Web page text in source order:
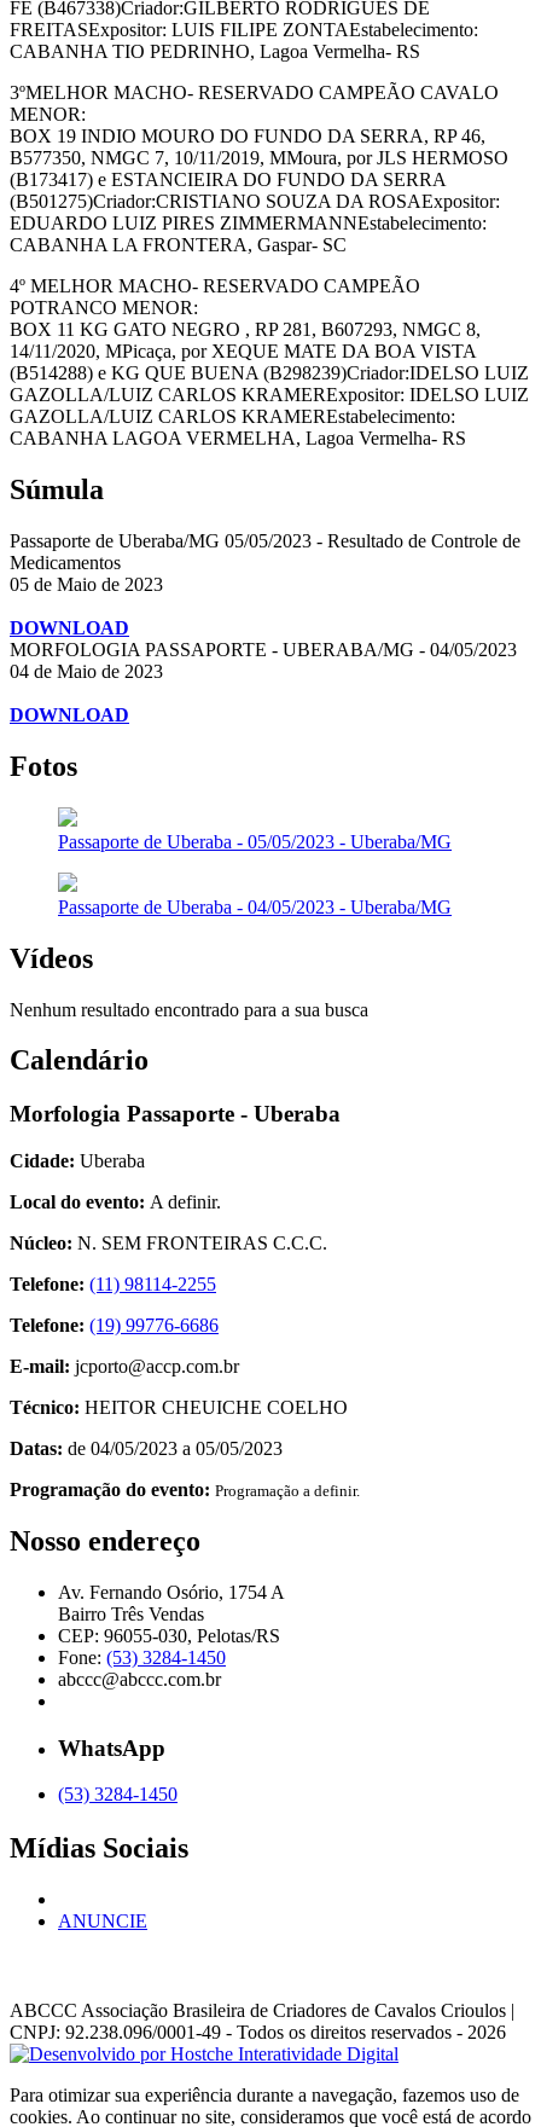
FÉ (B467338)Criador:GILBERTO RODRIGUES DE
FREITASExpositor: LUIS FILIPE ZONTAEstabelecimento:
CABANHA TIO PEDRINHO, Lagoa Vermelha- RS
3ºMELHOR MACHO- RESERVADO CAMPEÃO CAVALO
MENOR:
BOX 19 INDIO MOURO DO FUNDO DA SERRA, RP 46,
B577350, NMGC 7, 10/11/2019, MMoura, por JLS HERMOSO
(B173417) e ESTANCIEIRA DO FUNDO DA SERRA
(B501275)Criador:CRISTIANO SOUZA DA ROSAExpositor:
EDUARDO LUIZ PIRES ZIMMERMANNEstabelecimento:
CABANHA LA FRONTERA, Gaspar- SC
4º MELHOR MACHO- RESERVADO CAMPEÃO
POTRANCO MENOR:
BOX 11 KG GATO NEGRO , RP 281, B607293, NMGC 8,
14/11/2020, MPicaça, por XEQUE MATE DA BOA VISTA
(B514288) e KG QUE BUENA (B298239)Criador:IDELSO LUIZ
GAZOLLA/LUIZ CARLOS KRAMERExpositor: IDELSO LUIZ
GAZOLLA/LUIZ CARLOS KRAMEREstabelecimento:
CABANHA LAGOA VERMELHA, Lagoa Vermelha- RS
Súmula
Passaporte de Uberaba/MG 05/05/2023 - Resultado de Controle de
Medicamentos
05 de Maio de 2023
DOWNLOAD
MORFOLOGIA PASSAPORTE - UBERABA/MG - 04/05/2023
04 de Maio de 2023
DOWNLOAD
Fotos
Passaporte de Uberaba - 05/05/2023 - Uberaba/MG
Passaporte de Uberaba - 04/05/2023 - Uberaba/MG
Vídeos
Nenhum resultado encontrado para a sua busca
Calendário
Morfologia Passaporte - Uberaba
Cidade: Uberaba
Local do evento: A definir.
Núcleo: N. SEM FRONTEIRAS C.C.C.
Telefone: (11) 98114-2255
Telefone: (19) 99776-6686
E-mail: jcporto@accp.com.br
Técnico: HEITOR CHEUICHE COELHO
Datas: de 04/05/2023 a 05/05/2023
Programação do evento: Programação a definir.
Nosso endereço
Av. Fernando Osório, 1754 A
Bairro Três Vendas
CEP: 96055-030, Pelotas/RS
Fone: (53) 3284-1450
abccc@abccc.com.br
WhatsApp
(53) 3284-1450
Mídias Sociais
ANUNCIE
ABCCC Associação Brasileira de Criadores de Cavalos Crioulos |
CNPJ: 92.238.096/0001-49 - Todos os direitos reservados - 2026
Para otimizar sua experiência durante a navegação, fazemos uso de
cookies. Ao continuar no site, consideramos que você está de acordo